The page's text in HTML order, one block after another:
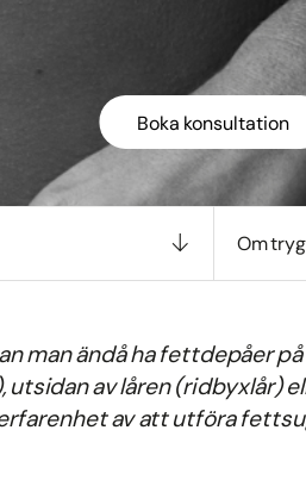
Boka konsultation
Om
man ändå ha fettdepåer
av låren (ridbyxlår)
av att utföra